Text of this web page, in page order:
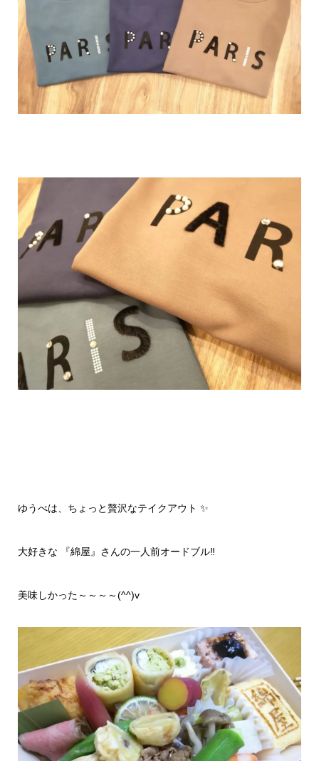
ゆうべは、ちょっと贅沢なテイクアウト ✨
大好きな 『綿屋』さんの一人前オードブル‼️
美味しかった～～～～(^^)v